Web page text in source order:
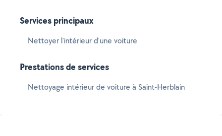
Services principaux
Nettoyer l'intérieur d'une voiture
Prestations de services
Nettoyage intérieur de voiture à Saint-Herblain